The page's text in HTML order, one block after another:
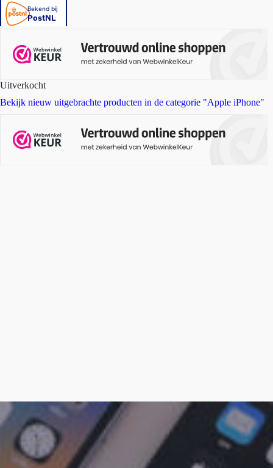
Uitverkocht
Bekijk nieuw uitgebrachte producten in de categorie "Apple iPhone"